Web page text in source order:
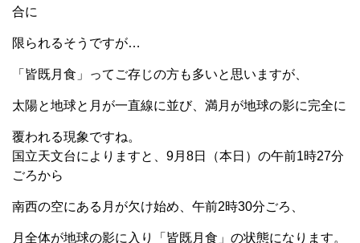
合に
限られるそうですが…
「皆既月食」ってご存じの方も多いと思いますが、
太陽と地球と月が一直線に並び、満月が地球の影に完全に
覆われる現象ですね。
国立天文台によりますと、 9月 8日（本日）の午前1時27分
ごろから
南西の空にある月が欠け始め、午前2時30分ごろ、
月全体が地球の影に入り「皆既月食」の状態になります。